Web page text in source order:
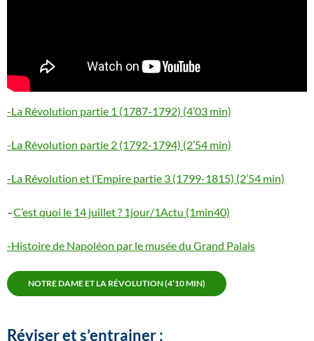
-La Révolution partie 1 (1787-1792) (4’03 min)
-La Révolution partie 2 (1792-1794) (2’54 min)
-La Révolution et l’Empire partie 3 (1799-1815) (2’54 min)
–C’est quoi le 14 juillet ? 1jour/1Actu (1min40)
-Histoire de Napoléon par le musée du Grand Palais
NOTRE DAME ET LA RÉVOLUTION (4’10 MIN)
Réviser et s’entrainer :